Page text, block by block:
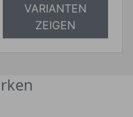
VARIANTEN
ZEIGEN